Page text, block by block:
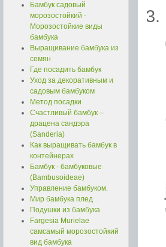
Бамбук садовый
морозостойкий -
Морозостойкие виды
бамбука
Выращивание бамбука из
семян
Где посадить бамбук
Уход за декоративным и
садовым бамбуком
Метод посадки
Счастливый бамбук –
драцена сандэра
(Sanderia)
Как выращивать бамбук в
контейнерах
Бамбук - бамбуковые
(Bambusoideae)
Управление бамбуком.
Мир бамбука плед
Подушки из бамбука
Fargesia Murielae
самсамый морозостойкий
вид бамбука